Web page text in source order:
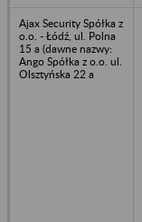
Ajax Security Spółka z
o.o. - Łódź, ul. Polna
15 a (dawne nazwy:
Ango Spółka z o.o. ul.
Olsztyńska 22 a